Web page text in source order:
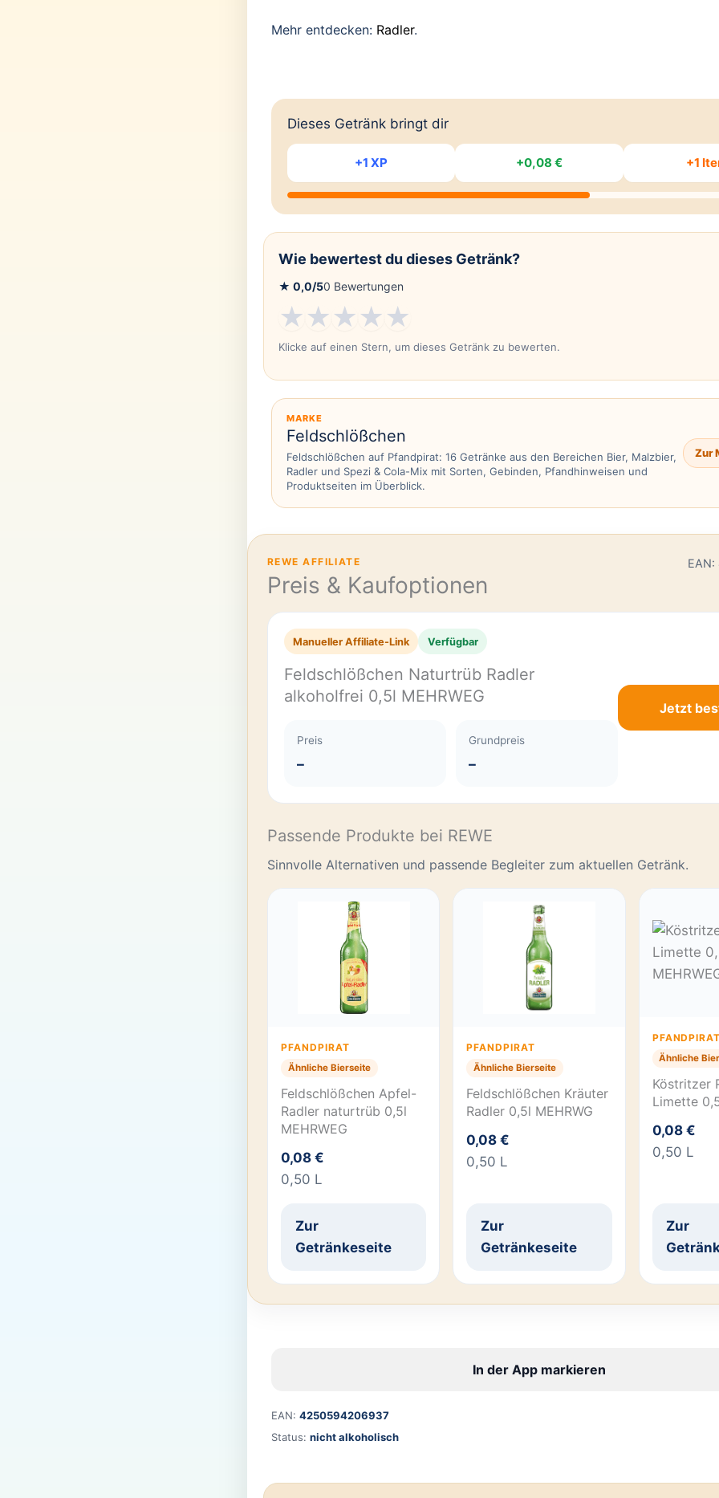
Mehr entdecken: Radler.
Dieses Getränk bringt dir
+1 XP +0,08 € +1
Wie bewertest du dieses Getränk?
★ 0,0/50 Bewertungen
★★★★★
Klicke auf einen Stern, um dieses Getränk zu bewerten.
MARKE
Feldschlößchen
Feldschlößchen auf Pfandpirat: 16 Getränke aus den Bereichen Bier, Malzbier,
Radler und Spezi & Cola-Mix mit Sorten, Gebinden, Pfandhinweisen und
Produktseiten im Überblick.
Zur
REWE AFFILIATE
Preis & Kaufoptionen
Manueller Affiliate-Link Verfügbar
Feldschlößchen Naturtrüb Radler
alkoholfrei 0,5l MEHRWEG
Preis
–
Grundpreis
–
Jetzt
Passende Produkte bei REWE
Sinnvolle Alternativen und passende Begleiter zum aktuellen Getränk.
PFANDPIRAT
Ähnliche Bierseite
Feldschlößchen Apfel-
Radler naturtrüb 0,5l
MEHRWEG
0,08 €
0,50 L
Zur
Getränkeseite
PFANDPIRAT
Ähnliche Bierseite
Feldschlößchen Kräuter
Radler 0,5l MEHRWG
0,08 €
0,50 L
Zur
Getränkeseite
Ähnliche
Köstritzer
Limette
0,08 €
0,50 L
Zur
In der App markieren
EAN: 4250594206937
Status: nicht alkoholisch